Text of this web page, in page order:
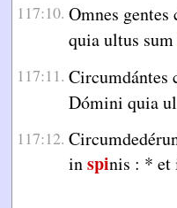
117:10. Omnes
quia ultus sum
117:11. Circumdántes
Dómini quia
117:12.
inspinis : * et